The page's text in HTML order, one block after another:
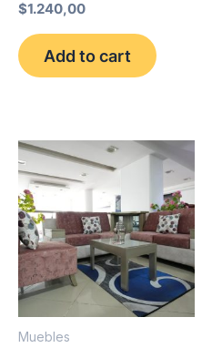
Rated
out
of
5
$1.240,00
Add to cart
Muebles